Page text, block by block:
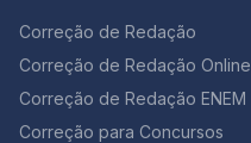
Correção de Redação
Correção de Redação Online
Correção de Redação ENEM
Correção para Concursos